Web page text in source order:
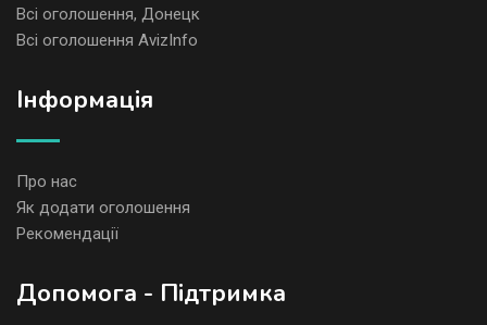
Всі оголошення, Донецк
Всі оголошення AvizInfo
Iнформація
Про нас
Як додати оголошення
Рекомендації
Допомога - Підтримка